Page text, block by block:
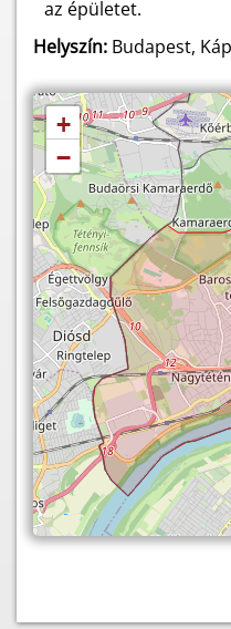
az épületet.
Helyszín: Budapest,
+
−